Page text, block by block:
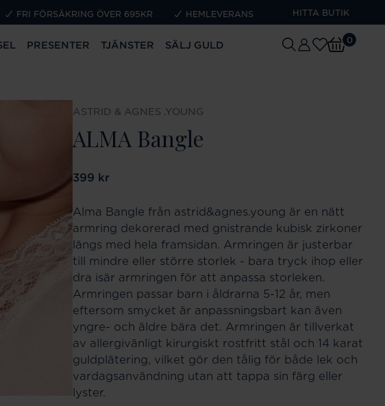
FRI FÖRSÄKRING ÖVER 695KR HEMLEVERANS HITTA BUTIK
PRESENTER TJÄNSTER SÄLJ GULD 0
ASTRID & AGNES .YOUNG
ALMA Bangle
Pris :399 kr
399 kr
Alma Bangle från astrid&agnes.young är en nätt
armring dekorerad med gnistrande kubisk zirkoner
längs med hela framsidan. Armringen är justerbar
till mindre eller större storlek - bara tryck ihop eller
dra isär armringen för att anpassa storleken.
Armringen passar barn i åldrarna 5-12 år, men
eftersom smycket är anpassningsbart kan även
yngre- och äldre bära det. Armringen är tillverkat
av allergivänligt kirurgiskt rostfritt stål och 14 karat
guldplätering, vilket gör den tålig för både lek och
vardagsanvändning utan att tappa sin färg eller
lyster.